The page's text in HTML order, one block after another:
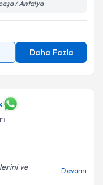
/ Antalya
Daha Fazla
ve
Devamı